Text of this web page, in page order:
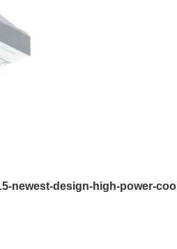
newest-design-high-power-